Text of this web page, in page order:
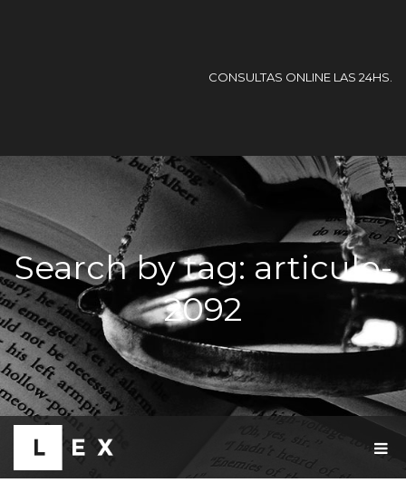
CONSULTAS ONLINE LAS 24HS.
Search by tag: articulo-
2092
G